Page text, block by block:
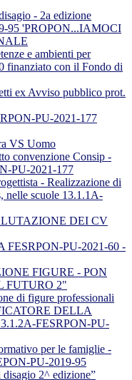
- 2a edizione
95 'PROPON...IAMOCI
e ambienti per
finanziato con il Fondo di
ex Avviso pubblico prot.
PU-2021-177
VS Uomo
convenzione Consip -
PU-2021-177
- Realizzazione di
nelle scuole 13.1.1A-
DEI CV
FESRPON-PU-2021-60 -
FIGURE - PON
FUTURO 2"
di figure professionali
DELLA
FESRPON-PU-
per le famiglie -
PU-2019-95
disagio 2^ edizione”